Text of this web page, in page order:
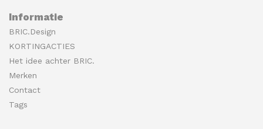
Informatie
BRIC.Design
KORTINGACTIES
Het idee achter BRIC.
Merken
Contact
Tags